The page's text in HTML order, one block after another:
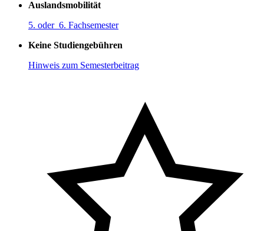
Auslandsmobilität
5. oder 6. Fachsemester
Keine Studiengebühren
Hinweis zum Semesterbeitrag